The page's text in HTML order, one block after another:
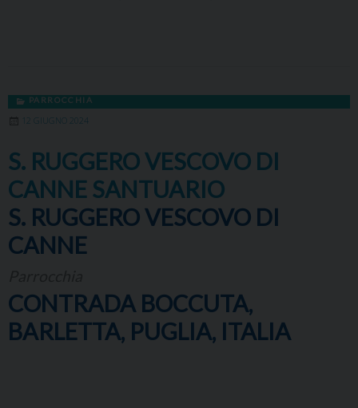
PARROCCHIA
12 GIUGNO 2024
S. RUGGERO VESCOVO DI
CANNE SANTUARIO
S. RUGGERO VESCOVO DI
CANNE
CONTRADA BOCCUTA,
BARLETTA, PUGLIA, ITALIA